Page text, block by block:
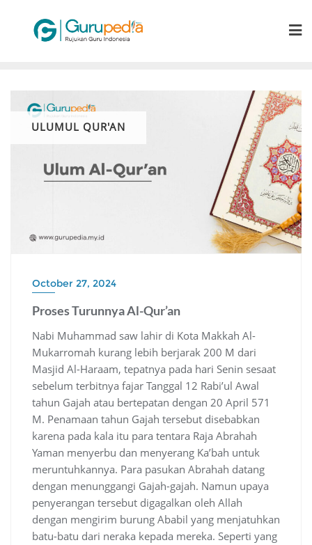
ULUMUL QUR'AN
October 27, 2024
Proses Turunnya Al-Qur’an
Nabi Muhammad saw lahir di Kota Makkah Al-
Mukarromah kurang lebih berjarak 200 M dari
Masjid Al-Haraam, tepatnya pada hari Senin sesaat
sebelum terbitnya fajar Tanggal 12 Rabi’ul Awal
tahun Gajah atau bertepatan dengan 20 April 571
M. Penamaan tahun Gajah tersebut disebabkan
karena pada kala itu para tentara Raja Abrahah
Yaman menyerbu dan menyerang Ka’bah untuk
meruntuhkannya. Para pasukan Abrahah datang
dengan menunggangi Gajah-gajah. Namun upaya
penyerangan tersebut digagalkan oleh Allah
dengan mengirim burung Ababil yang menjatuhkan
batu-batu dari neraka kepada mereka. Seperti yang